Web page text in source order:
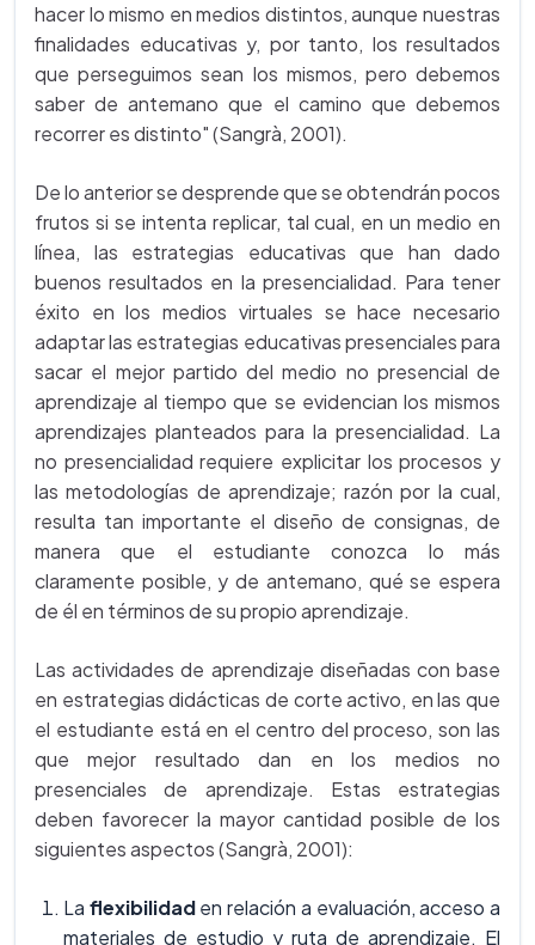
hacer lo mismo en medios distintos, aunque nuestras
finalidades educativas y, por tanto, los resultados
que perseguimos sean los mismos, pero debemos
saber de antemano que el camino que debemos
recorrer es distinto" (Sangrà, 2001).
De lo anterior se desprende que se obtendrán pocos
frutos si se intenta replicar, tal cual, en un medio en
línea, las estrategias educativas que han dado
buenos resultados en la presencialidad. Para tener
éxito en los medios virtuales se hace necesario
adaptar las estrategias educativas presenciales para
sacar el mejor partido del medio no presencial de
aprendizaje al tiempo que se evidencian los mismos
aprendizajes planteados para la presencialidad. La
no presencialidad requiere explicitar los procesos y
las metodologías de aprendizaje; razón por la cual,
resulta tan importante el diseño de consignas, de
manera que el estudiante conozca lo más
claramente posible, y de antemano, qué se espera
de él en términos de su propio aprendizaje.
Las actividades de aprendizaje diseñadas con base
en estrategias didácticas de corte activo, en las que
el estudiante está en el centro del proceso, son las
que mejor resultado dan en los medios no
presenciales de aprendizaje. Estas estrategias
deben favorecer la mayor cantidad posible de los
siguientes aspectos (Sangrà, 2001):
La flexibilidaden relación a evaluación, acceso a
materiales de estudio y ruta de aprendizaje. El